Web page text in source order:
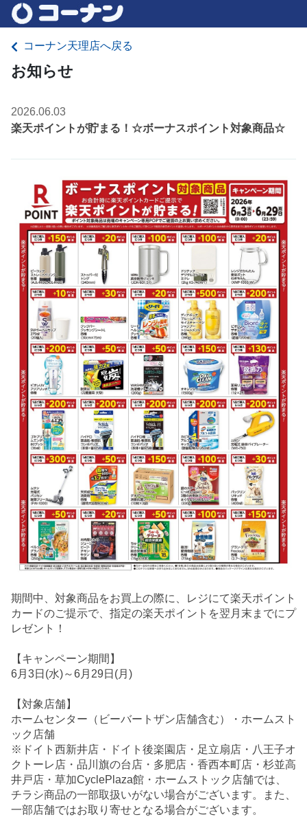
コーナン天理店へ戻る
お知らせ
2026.06.03
楽天ポイントが貯まる！☆ボーナスポイント対象商品☆
期間中、対象商品をお買上の際に、レジにて楽天ポイント
カードのご提示で、指定の楽天ポイントを翌月末までにプ
レゼント！
【キャンペーン期間】
6月3日(水)～6月29日(月)
【対象店舗】
ホームセンター（ビーバートザン店舗含む）・ホームスト
ック店舗
※ドイト西新井店・ドイト後楽園店・足立扇店・八王子オ
クトーレ店・品川旗の台店・多肥店・香西本町店・杉並高
井戸店・草加CyclePlaza館・ホームストック店舗では、
チラシ商品の一部取扱いがない場合がございます。また、
一部店舗ではお取り寄せとなる場合がございます。